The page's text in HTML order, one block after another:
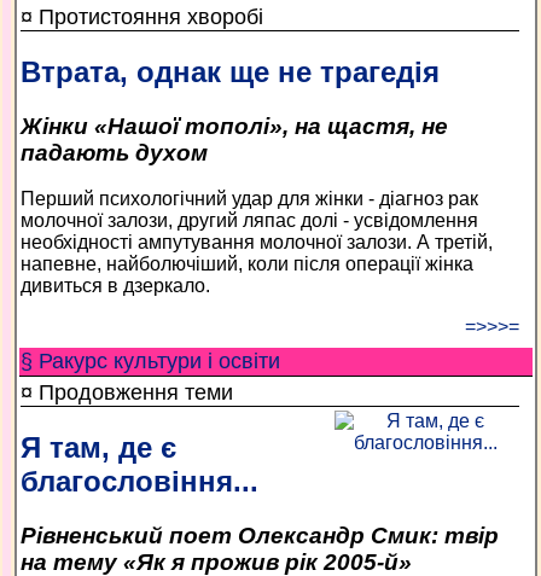
¤ Протистояння хворобі
Втрата, однак ще не трагедія
Жінки «Нашої тополі», на щастя, не
падають духом
Перший психологічний удар для жінки - діагноз рак
молочної залози, другий ляпас долі - усвідомлення
необхідності ампутування молочної залози. А третій,
напевне, найболючіший, коли після операції жінка
дивиться в дзеркало.
=>>>=
§ Ракурс культури і освіти
¤ Продовження теми
Я там, де є
благословіння...
Рівненський поет Олександр Смик: твір
на тему «Як я прожив рік 2005-й»